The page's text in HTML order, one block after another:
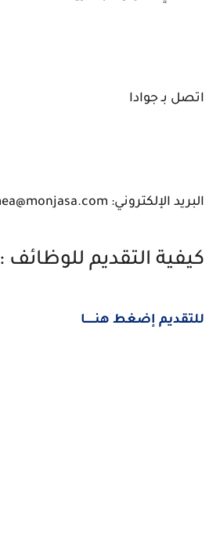
اتصل بـ جوادا
البريد الإلكتروني: hr.mea@monjasa.com
كيفية التقديم للوظائف :
للتقديم إضغط هنــــــا